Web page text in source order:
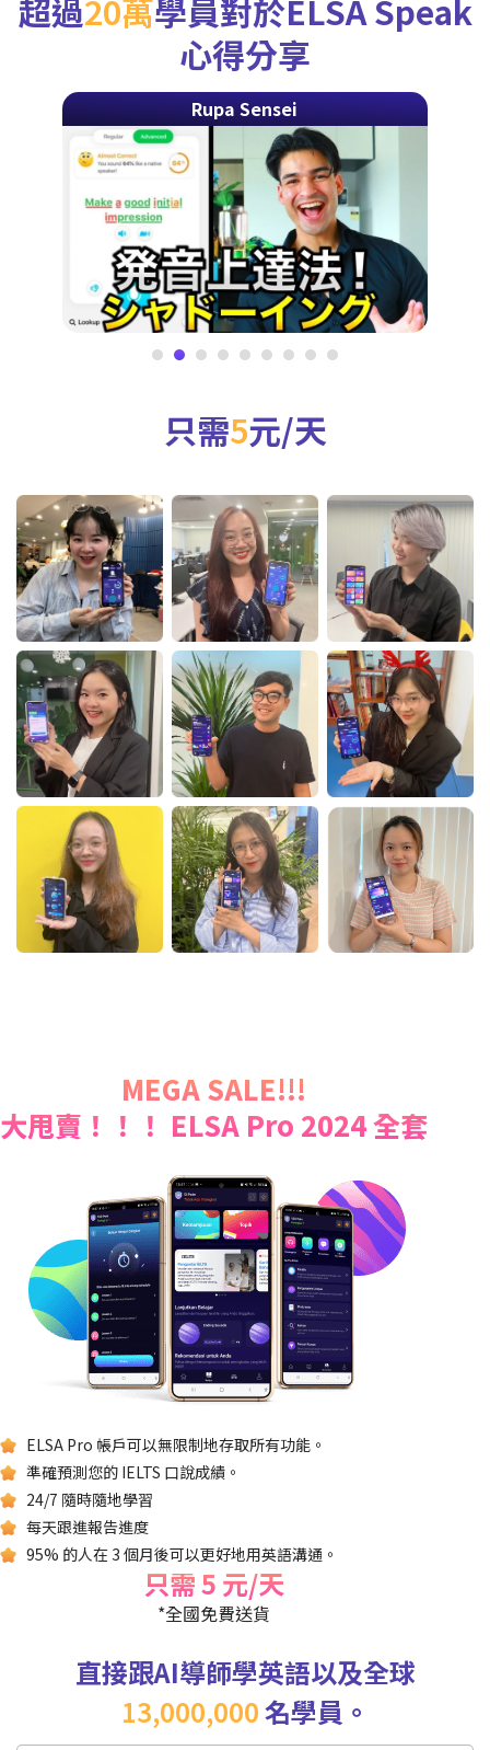
超過20萬學員對於ELSA Speak
心得分享
Rupa Sensei
只需5元/天
MEGA SALE!!!
大甩賣！！！ ELSA Pro 2024 全套
ELSA Pro 帳戶可以無限制地存取所有功能。
準確預測您的 IELTS 口說成績。
24/7 隨時隨地學習
每天跟進報告進度
95% 的人在 3 個月後可以更好地用英語溝通。
只需 5 元/天
*全國免費送貨
直接跟AI導師學英語以及全球
13,000,000名學員。